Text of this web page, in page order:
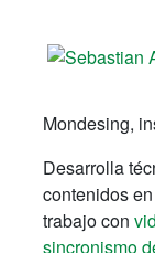
Mondesing,
Desarrolla
contenidos en
trabajo con
sincronismo